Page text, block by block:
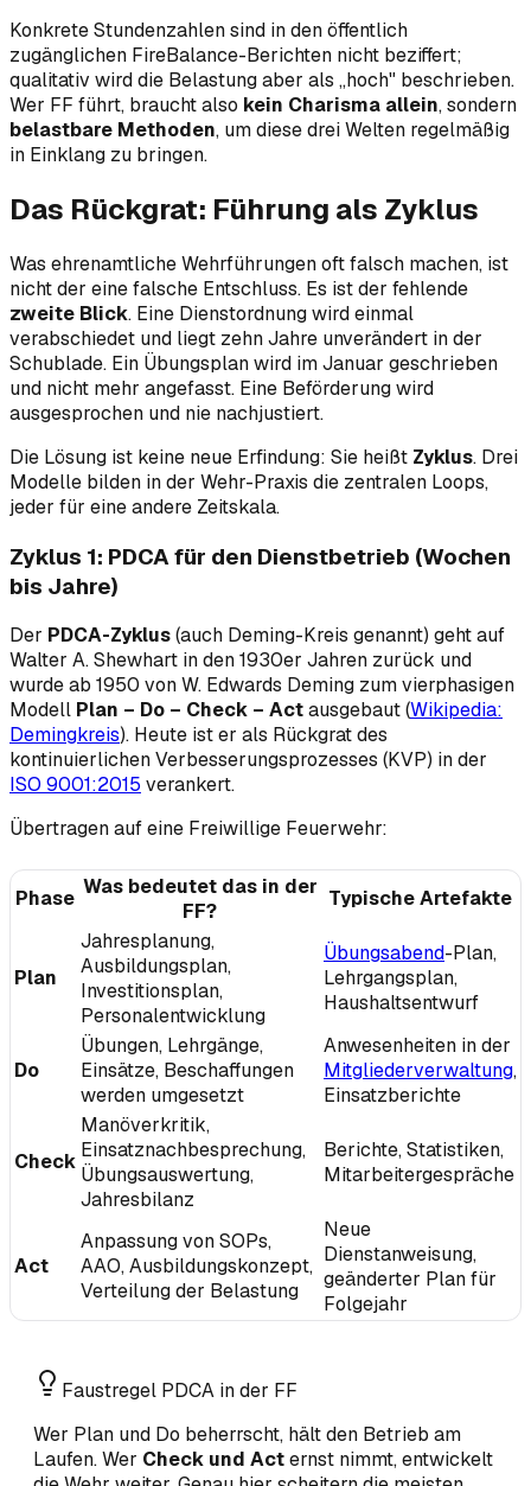
Konkrete Stundenzahlen sind in den öffentlich
zugänglichen FireBalance-Berichten nicht beziffert;
qualitativ wird die Belastung aber als „hoch" beschrieben.
Wer FF führt, braucht also kein Charisma allein, sondern
belastbare Methoden, um diese drei Welten regelmäßig
in Einklang zu bringen.
Das Rückgrat: Führung als Zyklus
Was ehrenamtliche Wehrführungen oft falsch machen, ist
nicht der eine falsche Entschluss. Es ist der fehlende
zweite Blick. Eine Dienstordnung wird einmal
verabschiedet und liegt zehn Jahre unverändert in der
Schublade. Ein Übungsplan wird im Januar geschrieben
und nicht mehr angefasst. Eine Beförderung wird
ausgesprochen und nie nachjustiert.
Die Lösung ist keine neue Erfindung: Sie heißt Zyklus. Drei
Modelle bilden in der Wehr-Praxis die zentralen Loops,
jeder für eine andere Zeitskala.
Zyklus 1: PDCA für den Dienstbetrieb (Wochen
bis Jahre)
Der PDCA-Zyklus(auch Deming-Kreis genannt) geht auf
Walter A. Shewhart in den 1930er Jahren zurück und
wurde ab 1950 von W. Edwards Deming zum vierphasigen
Modell Plan – Do – Check – Actausgebaut (Wikipedia:
Demingkreis). Heute ist er als Rückgrat des
kontinuierlichen Verbesserungsprozesses (KVP) in der
ISO 9001:2015 verankert.
Übertragen auf eine Freiwillige Feuerwehr:
Phase Was bedeutet das in der
FF?
Typische Artefakte
Plan
Jahresplanung,
Ausbildungsplan,
Investitionsplan,
Personalentwicklung
Übungsabend-Plan,
Lehrgangsplan,
Haushaltsentwurf
Do
Übungen, Lehrgänge,
Einsätze, Beschaffungen
werden umgesetzt
Anwesenheiten in der
Mitgliederverwaltung,
Einsatzberichte
Check
Manöverkritik,
Einsatznachbesprechung,
Übungsauswertung,
Jahresbilanz
Berichte, Statistiken,
Mitarbeitergespräche
Act
Anpassung von SOPs,
AAO, Ausbildungskonzept,
Verteilung der Belastung
Neue
Dienstanweisung,
geänderter Plan für
Folgejahr
Faustregel PDCA in der FF
Wer Plan und Do beherrscht, hält den Betrieb am
Laufen. Wer Check und Acternst nimmt, entwickelt